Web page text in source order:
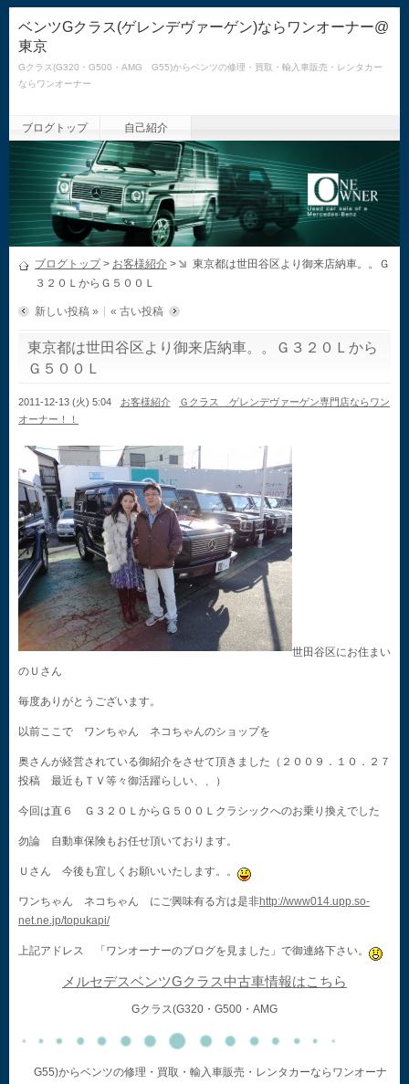
ベンツGクラス(ゲレンデヴァーゲン)ならワンオーナー@
東京
Gクラス(G320・G500・AMG G55)からベンツの修理・買取・輸入車販売・レンタカー
ならワンオーナー
ブログトップ 自己紹介
ブログトップ> お客様紹介 >
東京都は世田谷区より御来店納車。。Ｇ
３２０ＬからＧ５００Ｌ
新しい投稿 » « 古い投稿
東京都は世田谷区より御来店納車。。Ｇ３２０Ｌから
Ｇ５００Ｌ
2011-12-13 (火) 5:04 お客様紹介
Ｇクラス ゲレンデヴァーゲン専門店ならワン
オーナー！！
世田谷区にお住まい
のＵさん
毎度ありがとうございます。
以前ここで ワンちゃん ネコちゃんのショップを
奥さんが経営されている御紹介をさせて頂きました（２００９．１０．２７
投稿 最近もＴＶ等々御活躍らしい、、）
今回は直６ Ｇ３２０ＬからＧ５００Ｌクラシックへのお乗り換えでした
勿論 自動車保険もお任せ頂いております。
Ｕさん 今後も宜しくお願いいたします。。
ワンちゃん ネコちゃん にご興味有る方は是非http://www014.upp.so-
net.ne.jp/topukapi/
上記アドレス 「ワンオーナーのブログを見ました」で御連絡下さい。
メルセデスベンツGクラス中古車情報はこちら
Gクラス(G320・G500・AMG
G55)からベンツの修理・買取・輸入車販売・レンタカーならワンオーナ